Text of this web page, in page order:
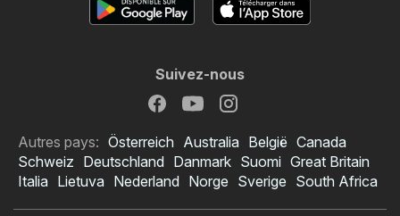
Suivez-nous
Autres pays: Österreich Australia België Canada
Schweiz Deutschland Danmark Suomi Great Britain
Italia Lietuva Nederland Norge Sverige South Africa